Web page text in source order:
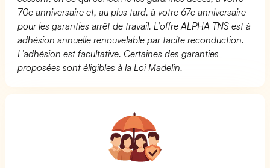
70e anniversaire et, au plus tard, à votre 67e anniversaire
pour les garanties arrêt de travail. L’offre ALPHA TNS est à
adhésion annuelle renouvelable par tacite reconduction.
L’adhésion est facultative. Certaines des garanties
proposées sont éligibles à la Loi Madelin.